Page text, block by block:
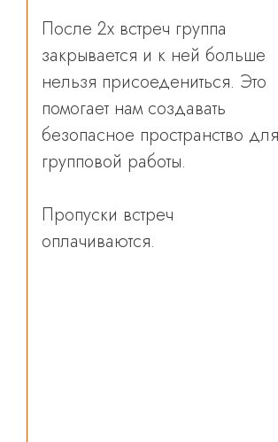
После 2х встреч группа
закрывается и к ней больше
нельзя присоедениться. Это
помогает нам создавать
безопасное пространство для
групповой работы.
Пропуски встреч
оплачиваются.